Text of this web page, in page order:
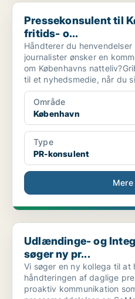
Pressekonsulent til
Pressekonsulent til
fritids- o...
Håndterer du
journalister ønsker en
om Københavns
til et nyhedsmedie, når du
Område
København
Type
PR-konsulent
Udlændinge- og
Udlændinge- og
søger ny pr...
Vi søger en ny kollega til
håndteringen af daglige
proaktiv kommunikation